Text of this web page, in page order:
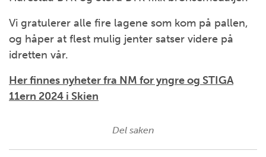
Vi gratulerer alle fire lagene som kom på pallen,
og håper at flest mulig jenter satser videre på
idretten vår.
Her finnes nyheter fra NM for yngre og STIGA
11ern 2024 i Skien
Del saken